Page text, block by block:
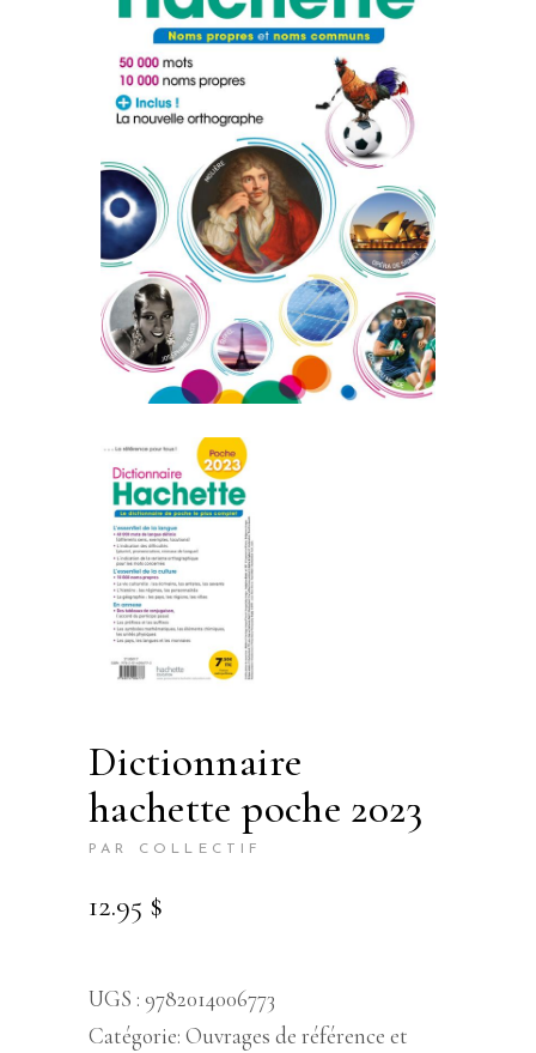
dictionnaire
hachette poche 2023
PAR COLLECTIF
12.95 $
UGS : 9782014006773
Catégorie: Ouvrages de référence et